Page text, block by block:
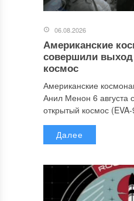
06.08.2026
Американские
совершили
космос
Американские
Анил Менон 6 августа
открытый космос
Далее